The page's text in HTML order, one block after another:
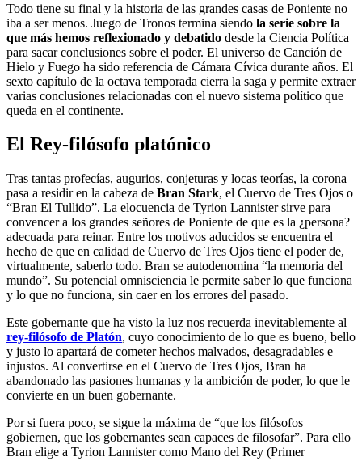
Todo tiene su final y la historia de las grandes casas de Poniente no
iba a ser menos. Juego de Tronos termina siendo la serie sobre la
que más hemos reflexionado y debatido desde la Ciencia Política
para sacar conclusiones sobre el poder. El universo de Canción de
Hielo y Fuego ha sido referencia de Cámara Cívica durante años. El
sexto capítulo de la octava temporada cierra la saga y permite extraer
varias conclusiones relacionadas con el nuevo sistema político que
queda en el continente.
El Rey-filósofo platónico
Tras tantas profecías, augurios, conjeturas y locas teorías, la corona
pasa a residir en la cabeza de Bran Stark, el Cuervo de Tres Ojos o
“Bran El Tullido”. La elocuencia de Tyrion Lannister sirve para
convencer a los grandes señores de Poniente de que es la ¿persona?
adecuada para reinar. Entre los motivos aducidos se encuentra el
hecho de que en calidad de Cuervo de Tres Ojos tiene el poder de,
virtualmente, saberlo todo. Bran se autodenomina “la memoria del
mundo”. Su potencial omnisciencia le permite saber lo que funciona
y lo que no funciona, sin caer en los errores del pasado.
Este gobernante que ha visto la luz nos recuerda inevitablemente al
rey-filósofo de Platón, cuyo conocimiento de lo que es bueno, bello
y justo lo apartará de cometer hechos malvados, desagradables e
injustos. Al convertirse en el Cuervo de Tres Ojos, Bran ha
abandonado las pasiones humanas y la ambición de poder, lo que le
convierte en un buen gobernante.
Por si fuera poco, se sigue la máxima de “que los filósofos
gobiernen, que los gobernantes sean capaces de filosofar”. Para ello
Bran elige a Tyrion Lannister como Mano del Rey (Primer